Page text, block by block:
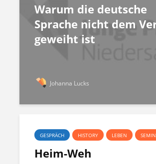
Warum die deutsche
Sprache nicht dem
geweiht ist
Johanna Lucks
GESPRÄCH HISTORY LEBEN
Heim-Weh